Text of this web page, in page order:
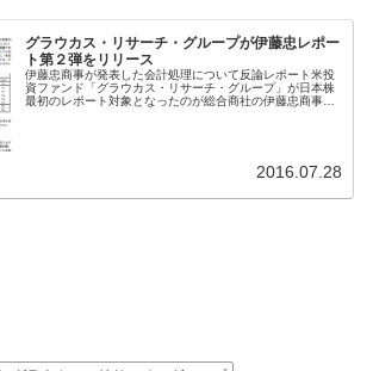
グラウカス・リサーチ・グループが伊藤忠レポー
ト第２弾をリリース
伊藤忠商事が発表した会計処理について反論レポート米投
資ファンド「グラウカス・リサーチ・グループ」が日本株
最初のレポート対象となったのが総合商社の伊藤忠商事、
2016.07.28